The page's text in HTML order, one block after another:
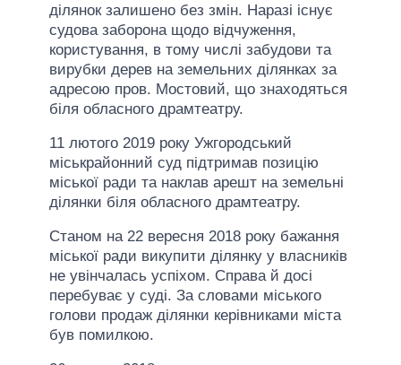
ділянок залишено без змін. Наразі існує
судова заборона щодо відчуження,
користування, в тому числі забудови та
вирубки дерев на земельних ділянках за
адресою пров. Мостовий, що знаходяться
біля обласного драмтеатру.
11 лютого 2019 року Ужгородський
міськрайонний суд підтримав позицію
міської ради та наклав арешт на земельні
ділянки біля обласного драмтеатру.
Станом на 22 вересня 2018 року бажання
міської ради викупити ділянку у власників
не увінчалась успіхом. Справа й досі
перебуває у суді. За словами міського
голови продаж ділянки керівниками міста
був помилкою.